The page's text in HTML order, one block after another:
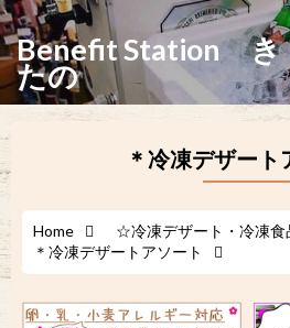
Benefit Station き
たの
＊冷凍デザート
Home
☆冷凍デザート・冷凍食
＊冷凍デザートアソート